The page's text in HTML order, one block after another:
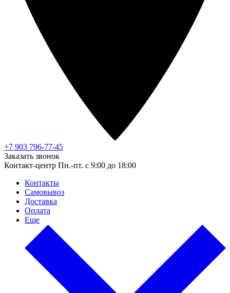
+7 903 796-77-45
Заказать звонок
Контакт-центр Пн.-пт. с 9:00 до 18:00
Контакты
Самовывоз
Доставка
Оплата
Еще